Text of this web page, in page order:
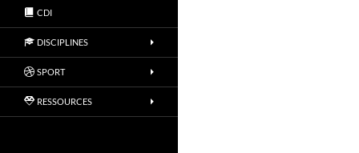
CDI
DISCIPLINES
SPORT
RESSOURCES